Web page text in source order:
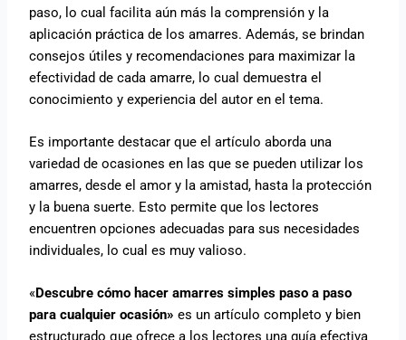
paso, lo cual facilita aún más la comprensión y la
aplicación práctica de los amarres. Además, se brindan
consejos útiles y recomendaciones para maximizar la
efectividad de cada amarre, lo cual demuestra el
conocimiento y experiencia del autor en el tema.
Es importante destacar que el artículo aborda una
variedad de ocasiones en las que se pueden utilizar los
amarres, desde el amor y la amistad, hasta la protección
y la buena suerte. Esto permite que los lectores
encuentren opciones adecuadas para sus necesidades
individuales, lo cual es muy valioso.
«Descubre cómo hacer amarres simples paso a paso
para cualquier ocasión»es un artículo completo y bien
estructurado que ofrece a los lectores una guía efectiva